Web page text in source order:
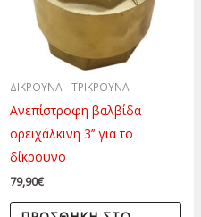
ΔΙΚΡΟΥΝΑ - ΤΡΙΚΡΟΥΝΑ
Ανεπίστροφη βαλβίδα
ορειχάλκινη 3’’ για το
δίκρουνο
79,90€